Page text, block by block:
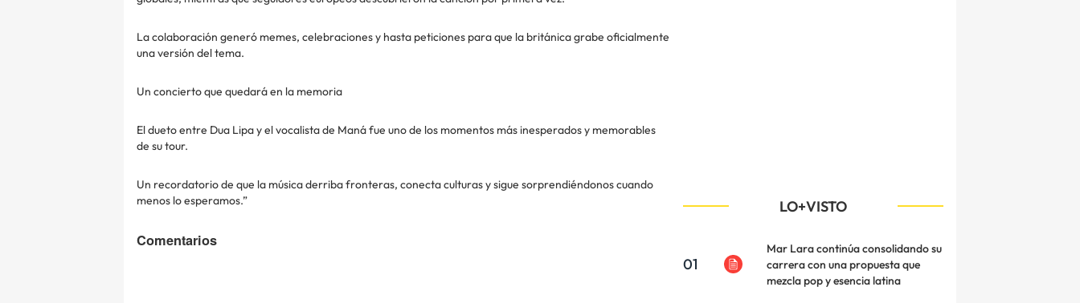
La colaboración generó memes, celebraciones y hasta peticiones para que la británica grabe oficialmente
una versión del tema.
Un concierto que quedará en la memoria
El dueto entre Dua Lipa y el vocalista de Maná fue uno de los momentos más inesperados y memorables
de su tour.
Un recordatorio de que la música derriba fronteras, conecta culturas y sigue sorprendiéndonos cuando
menos lo esperamos.”
Comentarios
LO+VISTO
01
Mar Lara continúa consolidando su
carrera con una propuesta que
mezcla pop y esencia latina